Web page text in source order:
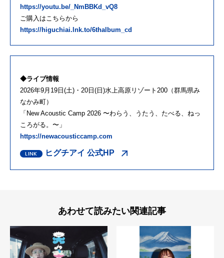
https://youtu.be/_NmBBKd_vQ8
ご購入はこちらから
https://higuchiai.lnk.to/6thalbum_cd
◆ライブ情報
2026年9月19日(土)・20日(日)⽔上⾼原リゾート200（群⾺県み
なかみ町）
「New Acoustic Camp 2026 〜わらう、うたう、たべる、ねっ
ころがる。〜」
https://newacousticcamp.com
ヒグチアイ 公式HP
あわせて読みたい関連記事